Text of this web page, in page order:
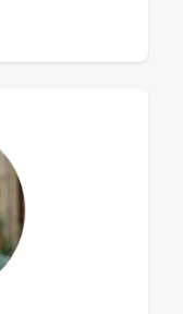
te
Supervisie
ik bij
t.b.v. de